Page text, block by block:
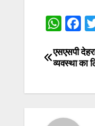
W
at
s
p
F
c
e
Post
एसएसपी
व्यवस्था का